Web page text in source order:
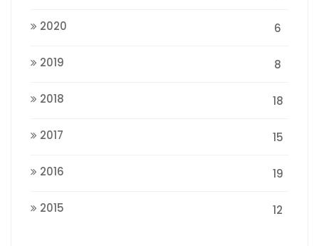
2020 6
2019 8
2018 18
2017 15
2016 19
2015 12